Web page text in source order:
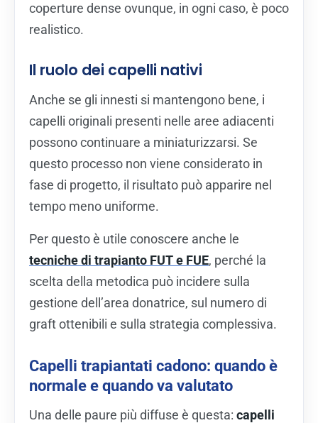
coperture dense ovunque, in ogni caso, è poco
realistico.
Il ruolo dei capelli nativi
Anche se gli innesti si mantengono bene, i
capelli originali presenti nelle aree adiacenti
possono continuare a miniaturizzarsi. Se
questo processo non viene considerato in
fase di progetto, il risultato può apparire nel
tempo meno uniforme.
Per questo è utile conoscere anche le
tecniche di trapianto FUT e FUE, perché la
scelta della metodica può incidere sulla
gestione dell’area donatrice, sul numero di
graft ottenibili e sulla strategia complessiva.
Capelli trapiantati cadono: quando è
normale e quando va valutato
Una delle paure più diffuse è questa: capelli